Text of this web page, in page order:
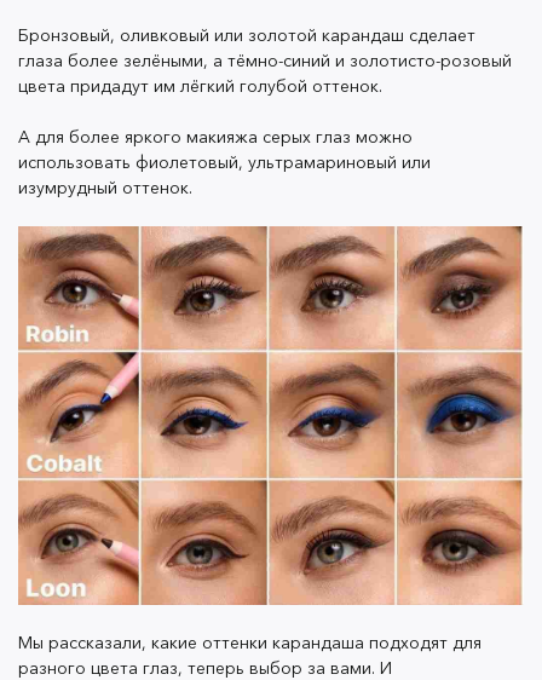
Бронзовый, оливковый или золотой карандаш сделает
глаза более зелёными, а тёмно-синий и золотисто-розовый
цвета придадут им лёгкий голубой оттенок.
А для более яркого макияжа серых глаз можно
использовать фиолетовый, ультрамариновый или
изумрудный оттенок.
Мы рассказали, какие оттенки карандаша подходят для
разного цвета глаз, теперь выбор за вами. И